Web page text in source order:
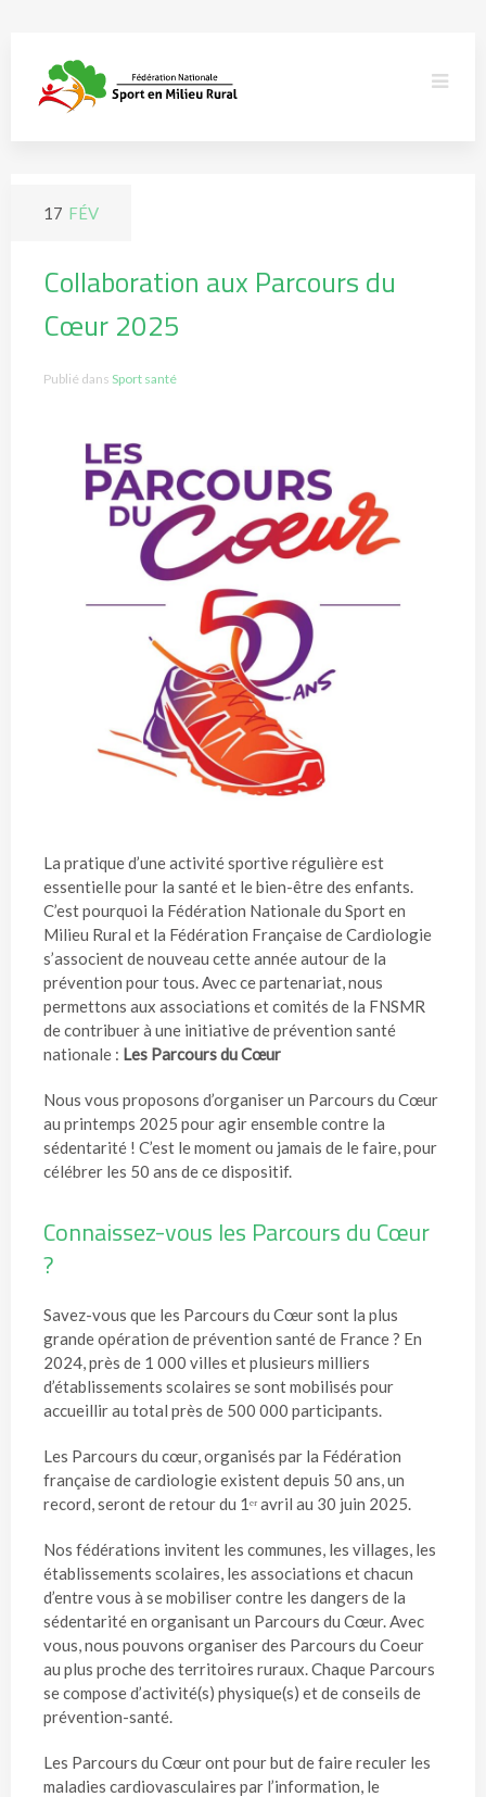
17 FÉV
Collaboration aux Parcours du
Cœur 2025
Publié dans Sport santé
La pratique d’une activité sportive régulière est
essentielle pour la santé et le bien-être des enfants.
C’est pourquoi la Fédération Nationale du Sport en
Milieu Rural et la Fédération Française de Cardiologie
s’associent de nouveau cette année autour de la
prévention pour tous. Avec ce partenariat, nous
permettons aux associations et comités de la FNSMR
de contribuer à une initiative de prévention santé
nationale : Les Parcours du Cœur
Nous vous proposons d’organiser un Parcours du Cœur
au printemps 2025 pour agir ensemble contre la
sédentarité ! C’est le moment ou jamais de le faire, pour
célébrer les 50 ans de ce dispositif.
Connaissez-vous les Parcours du Cœur
?
Savez-vous que les Parcours du Cœur sont la plus
grande opération de prévention santé de France ? En
2024, près de 1 000 villes et plusieurs milliers
d’établissements scolaires se sont mobilisés pour
accueillir au total près de 500 000 participants.
Les Parcours du cœur, organisés par la Fédération
française de cardiologie existent depuis 50 ans, un
record, seront de retour du 1ᵉʳ avril au 30 juin 2025.
Nos fédérations invitent les communes, les villages, les
établissements scolaires, les associations et chacun
d’entre vous à se mobiliser contre les dangers de la
sédentarité en organisant un Parcours du Cœur. Avec
vous, nous pouvons organiser des Parcours du Coeur
au plus proche des territoires ruraux. Chaque Parcours
se compose d’activité(s) physique(s) et de conseils de
prévention-santé.
Les Parcours du Cœur ont pour but de faire reculer les
maladies cardiovasculaires par l’information, le